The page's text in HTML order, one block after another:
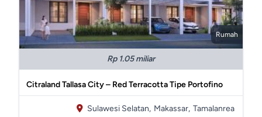
Rumah
Rp 1.05 miliar
Citraland Tallasa City – Red Terracotta Tipe Portofino
Sulawesi Selatan, Makassar, Tamalanrea